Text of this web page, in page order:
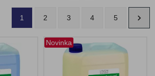
1 2 3 4 5
Novinka